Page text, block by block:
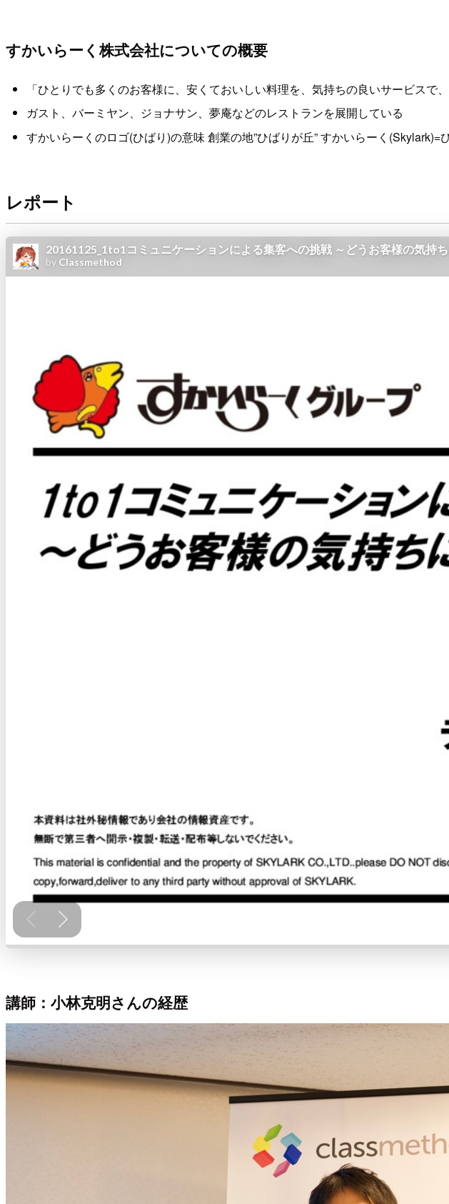
すかいらーく株式会社についての概要
「ひとりでも多くのお客様に、安くておいしい料理を、気持ちの良いサービス
ガスト、バーミヤン、ジョナサン、夢庵などのレストランを展開している
すかいらーくのロゴ(ひばり)の意味 創業の地”ひばりが丘” すかいらーく(Skylark)=
レポート
講師：小林克明さんの経歴